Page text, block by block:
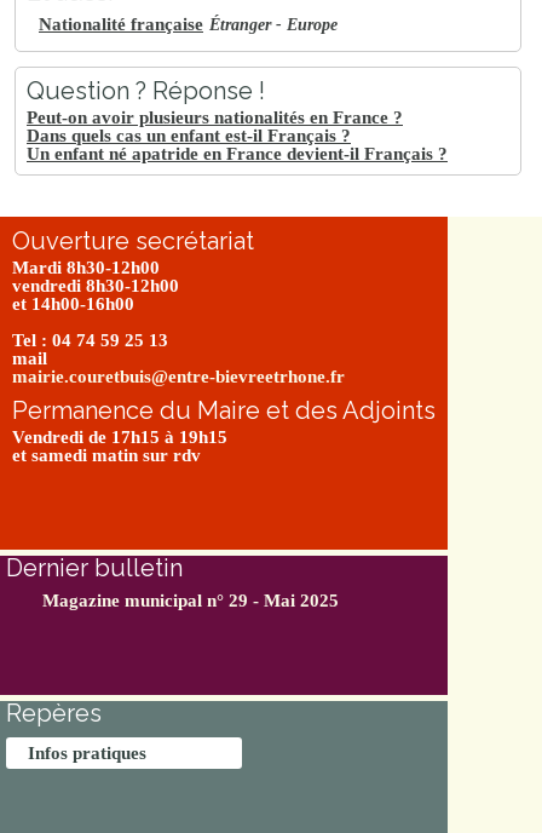
Nationalité française Étranger - Europe
Question ? Réponse !
Peut-on avoir plusieurs nationalités en France ?
Dans quels cas un enfant est-il Français ?
Un enfant né apatride en France devient-il Français ?
Ouverture secrétariat
Mardi 8h30-12h00
vendredi 8h30-12h00
et 14h00-16h00
Tel : 04 74 59 25 13
mail
mairie.couretbuis@entre-bievreetrhone.fr
Permanence du Maire et des Adjoints
Vendredi de 17h15 à 19h15
et samedi matin sur rdv
Dernier bulletin
Magazine municipal n° 29 - Mai 2025
Repères
Infos pratiques